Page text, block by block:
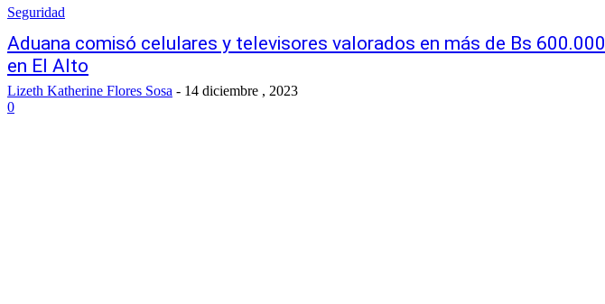
Seguridad
Aduana comisó celulares y televisores valorados en más de Bs 600.000
en El Alto
Lizeth Katherine Flores Sosa - 14 diciembre , 2023
0